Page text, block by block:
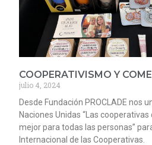
COOPERATIVISMO Y
julio 4, 2024
Desde Fundación PROCLADE nos
Naciones Unidas “Las
mejor para todas las personas”
Internacional de las Cooperativas.